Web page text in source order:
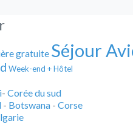
gratuite Séjour
Week-end + Hôtel
- Corée du sud
- Botswana - Corse